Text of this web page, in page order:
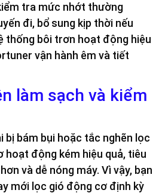
tra mức nhớt thường
đi, bổ sung kịp thời nếu
thống bôi trơn hoạt động hiệu
vận hành êm và tiết
làm sạch và kiểm
bị bám bụi hoặc tắc nghẽn lọc
hoạt động kém hiệu quả, tiêu
và dễ nóng máy. Vì vậy, bạn
mới lọc gió động cơ định kỳ